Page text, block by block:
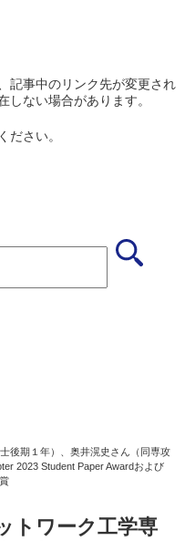
記事中のリンク先が変更され
しない場合があります。
ださい。
後期１年）、奥井滉史さん（同専攻
2023 Student Paper Awardおよび
トワーク工学専